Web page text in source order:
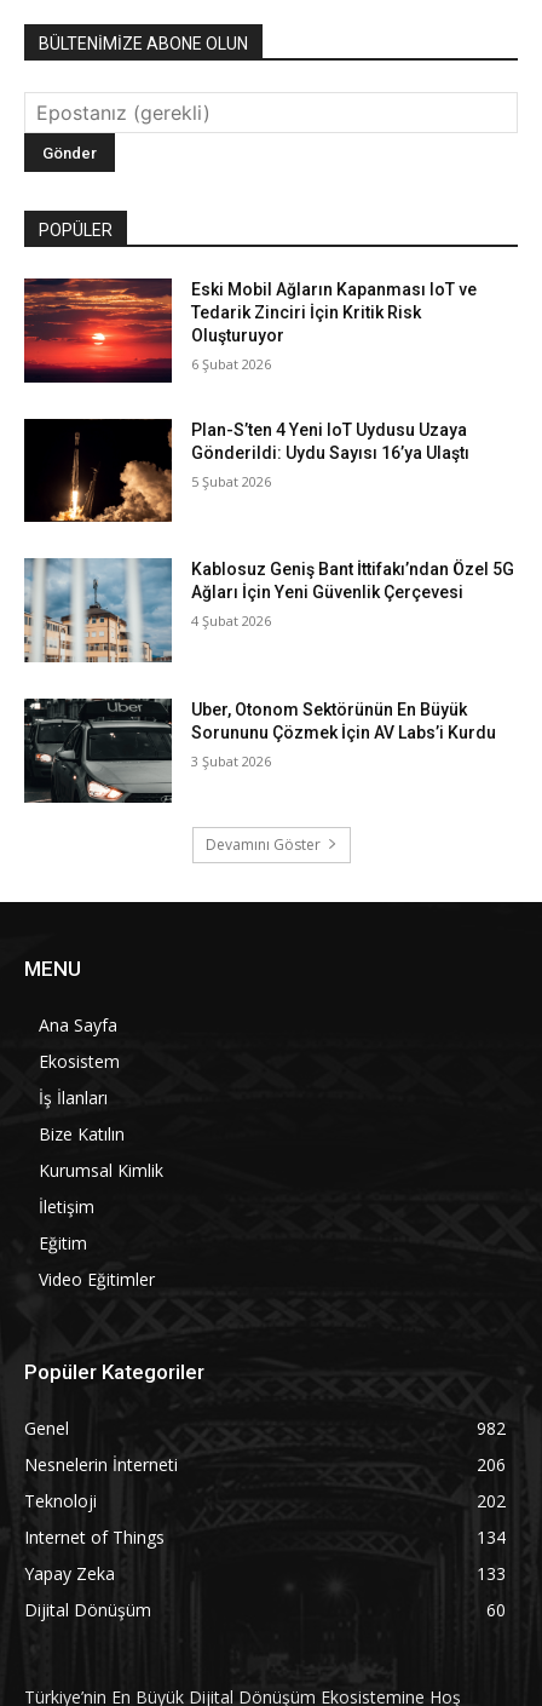
BÜLTENİMİZE ABONE OLUN
POPÜLER
Eski Mobil Ağların Kapanması IoT ve
Tedarik Zinciri İçin Kritik Risk
Oluşturuyor
6 Şubat 2026
Plan-S’ten 4 Yeni IoT Uydusu Uzaya
Gönderildi: Uydu Sayısı 16’ya Ulaştı
5 Şubat 2026
Kablosuz Geniş Bant İttifakı’ndan Özel 5G
Ağları İçin Yeni Güvenlik Çerçevesi
4 Şubat 2026
Uber, Otonom Sektörünün En Büyük
Sorununu Çözmek İçin AV Labs’i Kurdu
3 Şubat 2026
Devamını Göster
MENU
Ana Sayfa
Ekosistem
İş İlanları
Bize Katılın
Kurumsal Kimlik
İletişim
Eğitim
Video Eğitimler
Popüler Kategoriler
Genel
982
Nesnelerin İnterneti
206
Teknoloji
202
Internet of Things
134
Yapay Zeka
133
Dijital Dönüşüm
60
Türkiye’nin En Büyük Dijital Dönüşüm Ekosistemine Hoş